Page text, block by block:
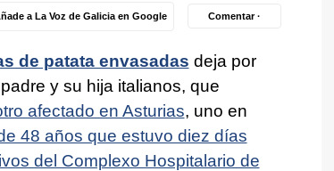
a La Voz de Galicia en Google Comentar ·
de patata envasadas deja por
y su hija italianos, que
afectado en Asturias, uno en
48 años que estuvo diez días
del Complexo Hospitalario de